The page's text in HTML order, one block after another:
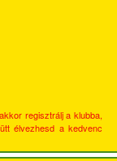
regisztrálj a klubba,
élvezhesd a kedvenc